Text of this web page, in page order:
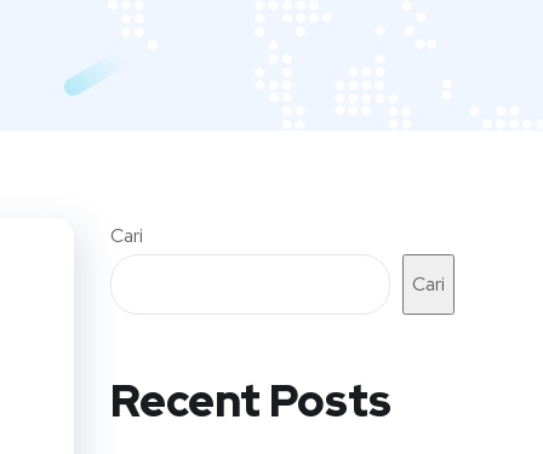
Cari
Cari
Recent Posts